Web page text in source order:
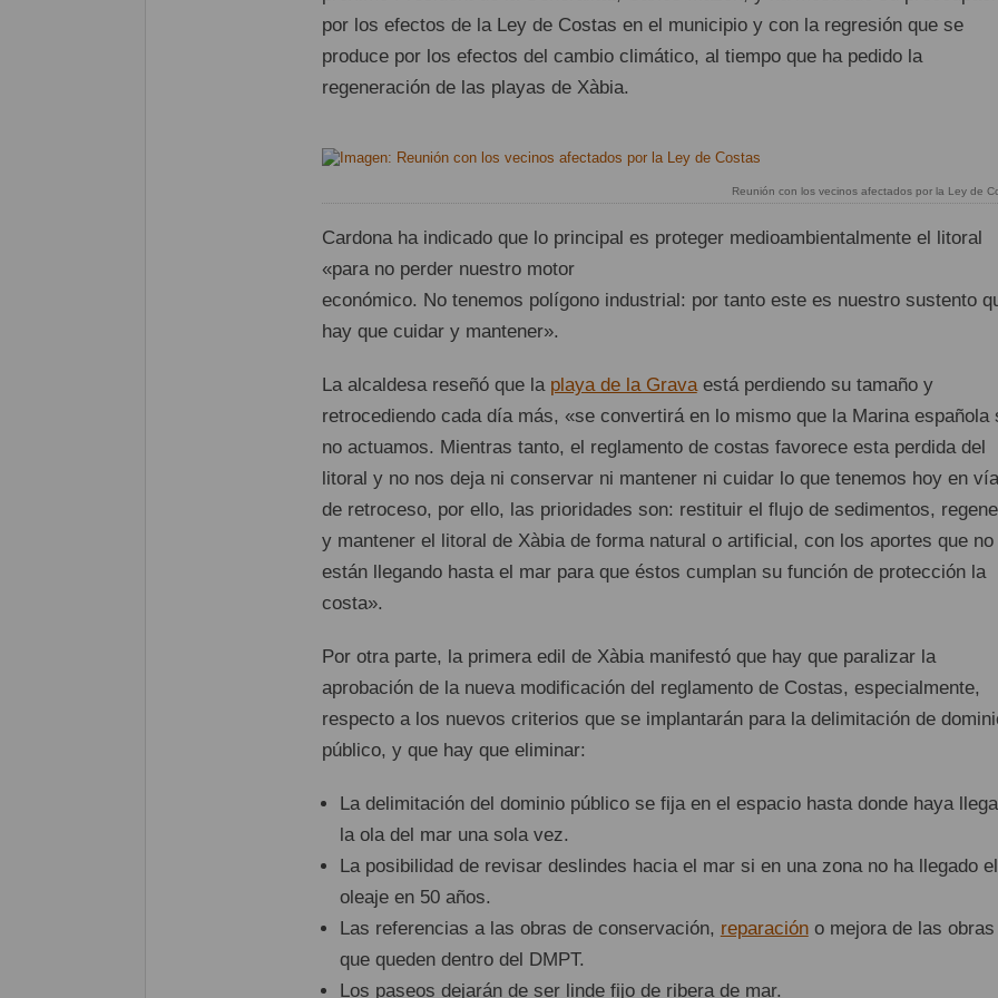
por los efectos de la Ley de Costas en el municipio y con la regresión que se
produce por los efectos del cambio climático, al tiempo que ha pedido la
regeneración de las playas de Xàbia.
Reunión con los vecinos afectados por la Ley de
Cardona ha indicado que lo principal es proteger medioambientalmente el litoral
«para no perder nuestro motor
económico. No tenemos polígono industrial: por tanto este es nuestro sustento
hay que cuidar y mantener».
La alcaldesa reseñó que la playa de la Gravaestá perdiendo su tamaño y
retrocediendo cada día más, «se convertirá en lo mismo que la Marina española
no actuamos. Mientras tanto, el reglamento de costas favorece esta perdida del
litoral y no nos deja ni conservar ni mantener ni cuidar lo que tenemos hoy en
de retroceso, por ello, las prioridades son: restituir el flujo de sedimentos,
y mantener el litoral de Xàbia de forma natural o artificial, con los aportes que no
están llegando hasta el mar para que éstos cumplan su función de protección la
costa».
Por otra parte, la primera edil de Xàbia manifestó que hay que paralizar la
aprobación de la nueva modificación del reglamento de Costas, especialmente,
respecto a los nuevos criterios que se implantarán para la delimitación de
público, y que hay que eliminar:
La delimitación del dominio público se fija en el espacio hasta donde haya
la ola del mar una sola vez.
La posibilidad de revisar deslindes hacia el mar si en una zona no ha llegado el
oleaje en 50 años.
Las referencias a las obras de conservación, reparacióno mejora de las obras
que queden dentro del DMPT.
Los paseos dejarán de ser linde fijo de ribera de mar.